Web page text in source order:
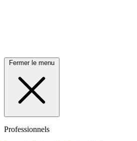
Fermer le menu
Professionnels